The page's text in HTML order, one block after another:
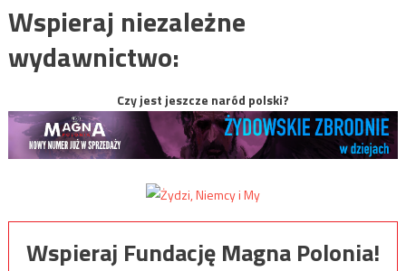
Wspieraj niezależne
wydawnictwo:
Czy jest jeszcze naród polski?
Wspieraj Fundację Magna Polonia!